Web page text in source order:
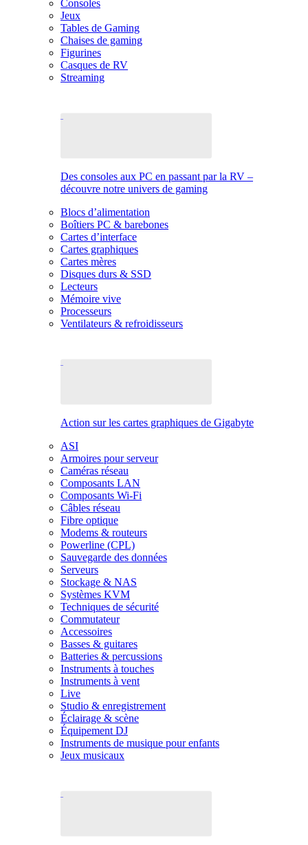
Consoles
Jeux
Tables de Gaming
Chaises de gaming
Figurines
Casques de RV
Streaming
Des consoles aux PC en passant par la RV –
découvre notre univers de gaming
Blocs d’alimentation
Boîtiers PC & barebones
Cartes d’interface
Cartes graphiques
Cartes mères
Disques durs & SSD
Lecteurs
Mémoire vive
Processeurs
Ventilateurs & refroidisseurs
Action sur les cartes graphiques de Gigabyte
ASI
Armoires pour serveur
Caméras réseau
Composants LAN
Composants Wi-Fi
Câbles réseau
Fibre optique
Modems & routeurs
Powerline (CPL)
Sauvegarde des données
Serveurs
Stockage & NAS
Systèmes KVM
Techniques de sécurité
Commutateur
Accessoires
Basses & guitares
Batteries & percussions
Instruments à touches
Instruments à vent
Live
Studio & enregistrement
Éclairage & scène
Équipement DJ
Instruments de musique pour enfants
Jeux musicaux